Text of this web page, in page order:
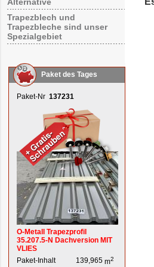
Trapezblech und
Trapezbleche sind unser
Spezialgebiet
Paket des Tages
Paket-Nr 137231
O-Metall Trapezprofil
35.207.5-N Dachversion MIT
VLIES
Paket-Inhalt
139,965 m2